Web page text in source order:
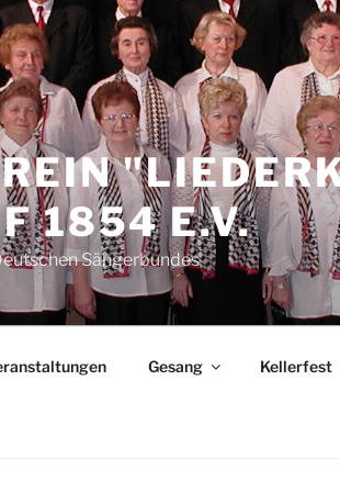
1854 E.V.
Sängerbundes
Gesang Kellerfest